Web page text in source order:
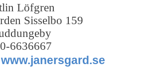
Löfgren
Sisselbo 159
6636667
www.janersgard.se